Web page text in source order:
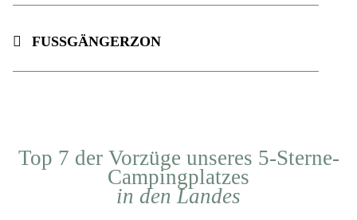
Fußgängerzone
Top 7 der Vorzüge unseres 5-Sterne-
Campingplatzes
in den Landes